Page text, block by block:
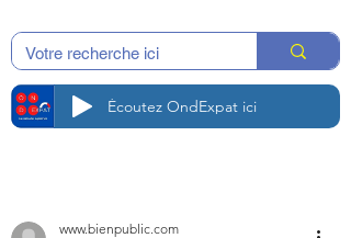
Écoutez OndExpat ici
www.bienpublic.com